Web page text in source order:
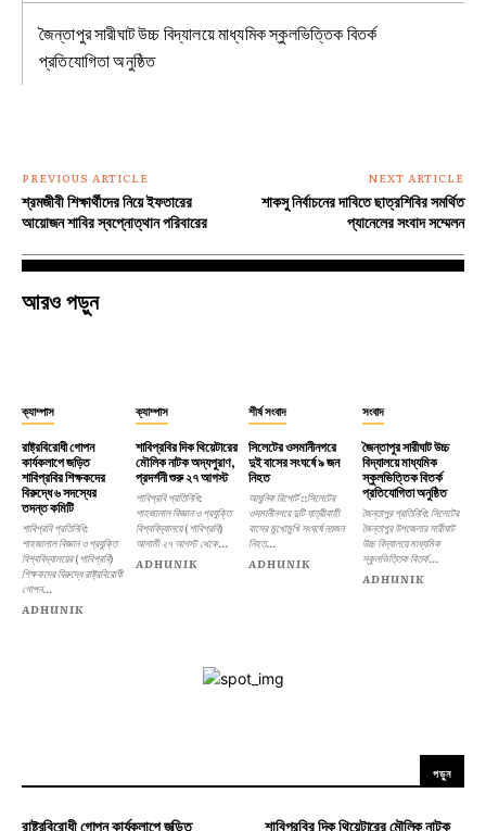
জৈন্তাপুর সারীঘাট উচ্চ বিদ্যালয়ে মাধ্যমিক স্কুলভিত্তিক বিতর্ক
প্রতিযোগিতা অনুষ্ঠিত
PREVIOUS ARTICLE
শ্রমজীবী শিক্ষার্থীদের নিয়ে ইফতারের
আয়োজন শাবির স্বপ্নোত্থান পরিবারের
NEXT ARTICLE
শাকসু নির্বাচনের দাবিতে ছাত্রশিবির সমর্থিত
প্যানেলের‎ সংবাদ সম্মেলন
আরও পড়ুন
ক্যাম্পাস
রাষ্ট্রবিরোধী গোপন
কার্যকলাপে জড়িত
শাবিপ্রবির শিক্ষকদের
বিরুদ্ধে ৬ সদস্যের
তদন্ত কমিটি
শাবিপ্রবি প্রতিনিধি:
শাহজালাল বিজ্ঞান ও প্রযুক্তি
বিশ্ববিদ্যালয়ের (শাবিপ্রবি)
শিক্ষকদের বিরুদ্ধে রাষ্ট্রবিরোধী
গোপন...
ADHUNIK
ক্যাম্পাস
শাবিপ্রবির দিক থিয়েটারের
মৌলিক নাটক অদ্যপুরাণ,
প্রদর্শনী শুরু ২৭ আগস্ট
শাবিপ্রবি প্রতিনিধি:
শাহজালাল বিজ্ঞান ও প্রযুক্তি
বিশ্ববিদ্যালয়ে (শাবিপ্রবি)
আগামী ২৭ আগস্ট থেকে...
ADHUNIK
শীর্ষ সংবাদ
সিলেটের ওসমানীনগরে
দুই বাসের সংঘর্ষে ৯ জন
নিহত
আধুনিক রিপোর্ট ::সিলেটের
ওসমানীনগরে দুটি যাত্রীবাহী
বাসের মুখোমুখি সংঘর্ষে নয়জন
নিহত...
ADHUNIK
সংবাদ
জৈন্তাপুর সারীঘাট উচ্চ
বিদ্যালয়ে মাধ্যমিক
স্কুলভিত্তিক বিতর্ক
প্রতিযোগিতা অনুষ্ঠিত
জৈন্তাপুর প্রতিনিধি: সিলেটের
জৈন্তাপুর উপজেলার সারীঘাট
উচ্চ বিদ্যালয়ে মাধ্যমিক
স্কুলভিত্তিক বিতর্ক...
ADHUNIK
পড়ুন
রাষ্ট্রবিরোধী গোপন কার্যকলাপে জড়িত
শাবিপ্রবির দিক থিয়েটারের মৌলিক নাটক